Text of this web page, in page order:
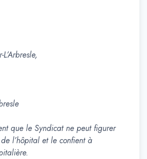
que le Syndicat ne peut figurer
l’hôpital et le confient à